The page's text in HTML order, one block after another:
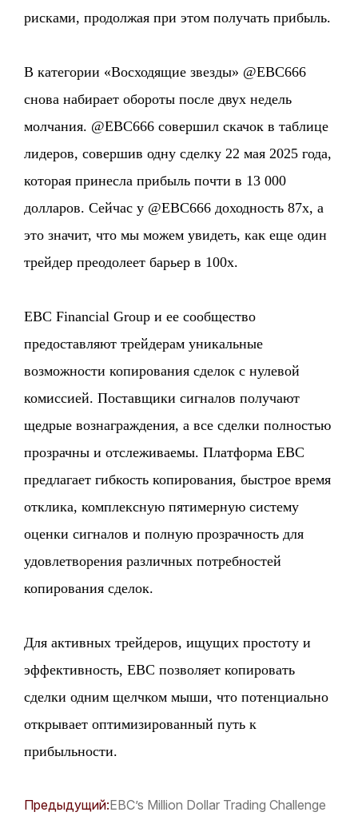
рисками, продолжая при этом получать прибыль.
В категории «Восходящие звезды» @EBC666
снова набирает обороты после двух недель
молчания. @EBC666 совершил скачок в таблице
лидеров, совершив одну сделку 22 мая 2025 года,
которая принесла прибыль почти в 13 000
долларов. Сейчас у @EBC666 доходность 87x, а
это значит, что мы можем увидеть, как еще один
трейдер преодолеет барьер в 100x.
EBC Financial Group и ее сообщество
предоставляют трейдерам уникальные
возможности копирования сделок с нулевой
комиссией. Поставщики сигналов получают
щедрые вознаграждения, а все сделки полностью
прозрачны и отслеживаемы. Платформа EBC
предлагает гибкость копирования, быстрое время
отклика, комплексную пятимерную систему
оценки сигналов и полную прозрачность для
удовлетворения различных потребностей
копирования сделок.
Для активных трейдеров, ищущих простоту и
эффективность, EBC позволяет копировать
сделки одним щелчком мыши, что потенциально
открывает оптимизированный путь к
прибыльности.
Предыдущий:​EBC’s Million Dollar Trading Challenge